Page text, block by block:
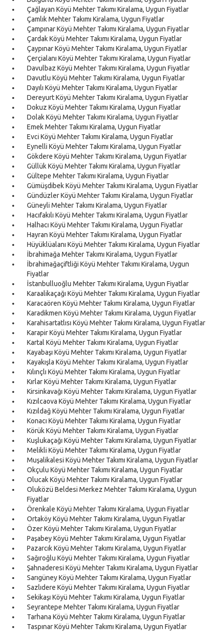
Çağlayan Köyü Mehter Takımı Kiralama, Uygun Fiyatlar
Çamlık Mehter Takımı Kiralama, Uygun Fiyatlar
Çampınar Köyü Mehter Takımı Kiralama, Uygun Fiyatlar
Çardak Köyü Mehter Takımı Kiralama, Uygun Fiyatlar
Çaypınar Köyü Mehter Takımı Kiralama, Uygun Fiyatlar
Çerçialanı Köyü Mehter Takımı Kiralama, Uygun Fiyatlar
Davulbaz Köyü Mehter Takımı Kiralama, Uygun Fiyatlar
Davutlu Köyü Mehter Takımı Kiralama, Uygun Fiyatlar
Dayılı Köyü Mehter Takımı Kiralama, Uygun Fiyatlar
Dereyurt Köyü Mehter Takımı Kiralama, Uygun Fiyatlar
Dokuz Köyü Mehter Takımı Kiralama, Uygun Fiyatlar
Dolak Köyü Mehter Takımı Kiralama, Uygun Fiyatlar
Emek Mehter Takımı Kiralama, Uygun Fiyatlar
Evci Köyü Mehter Takımı Kiralama, Uygun Fiyatlar
Eynelli Köyü Mehter Takımı Kiralama, Uygun Fiyatlar
Gökdere Köyü Mehter Takımı Kiralama, Uygun Fiyatlar
Güllük Köyü Mehter Takımı Kiralama, Uygun Fiyatlar
Gültepe Mehter Takımı Kiralama, Uygun Fiyatlar
Gümüşdibek Köyü Mehter Takımı Kiralama, Uygun Fiyatlar
Gündüzler Köyü Mehter Takımı Kiralama, Uygun Fiyatlar
Güneyli Mehter Takımı Kiralama, Uygun Fiyatlar
Hacıfakılı Köyü Mehter Takımı Kiralama, Uygun Fiyatlar
Halhacı Köyü Mehter Takımı Kiralama, Uygun Fiyatlar
Hayran Köyü Mehter Takımı Kiralama, Uygun Fiyatlar
Hüyüklüalanı Köyü Mehter Takımı Kiralama, Uygun Fiyatlar
İbrahimağa Mehter Takımı Kiralama, Uygun Fiyatlar
İbrahimağaçiftliği Köyü Mehter Takımı Kiralama, Uygun
Fiyatlar
İstanbulluoğlu Mehter Takımı Kiralama, Uygun Fiyatlar
Karaalikaçağı Köyü Mehter Takımı Kiralama, Uygun Fiyatlar
Karacaören Köyü Mehter Takımı Kiralama, Uygun Fiyatlar
Karadikmen Köyü Mehter Takımı Kiralama, Uygun Fiyatlar
Karahisartatlısı Köyü Mehter Takımı Kiralama, Uygun Fiyatlar
Karapir Köyü Mehter Takımı Kiralama, Uygun Fiyatlar
Kartal Köyü Mehter Takımı Kiralama, Uygun Fiyatlar
Kayabaşı Köyü Mehter Takımı Kiralama, Uygun Fiyatlar
Kayakışla Köyü Mehter Takımı Kiralama, Uygun Fiyatlar
Kılınçlı Köyü Mehter Takımı Kiralama, Uygun Fiyatlar
Kırlar Köyü Mehter Takımı Kiralama, Uygun Fiyatlar
Kirsinkavağı Köyü Mehter Takımı Kiralama, Uygun Fiyatlar
Kızılcaova Köyü Mehter Takımı Kiralama, Uygun Fiyatlar
Kızıldağ Köyü Mehter Takımı Kiralama, Uygun Fiyatlar
Konacı Köyü Mehter Takımı Kiralama, Uygun Fiyatlar
Körük Köyü Mehter Takımı Kiralama, Uygun Fiyatlar
Kuşlukaçağı Köyü Mehter Takımı Kiralama, Uygun Fiyatlar
Melikli Köyü Mehter Takımı Kiralama, Uygun Fiyatlar
Muşalikalesi Köyü Mehter Takımı Kiralama, Uygun Fiyatlar
Okçulu Köyü Mehter Takımı Kiralama, Uygun Fiyatlar
Olucak Köyü Mehter Takımı Kiralama, Uygun Fiyatlar
Oluközü Beldesi Merkez Mehter Takımı Kiralama, Uygun
Fiyatlar
Örenkale Köyü Mehter Takımı Kiralama, Uygun Fiyatlar
Ortaköy Köyü Mehter Takımı Kiralama, Uygun Fiyatlar
Özer Köyü Mehter Takımı Kiralama, Uygun Fiyatlar
Paşabey Köyü Mehter Takımı Kiralama, Uygun Fiyatlar
Pazarcık Köyü Mehter Takımı Kiralama, Uygun Fiyatlar
Sağıroğlu Köyü Mehter Takımı Kiralama, Uygun Fiyatlar
Şahnaderesi Köyü Mehter Takımı Kiralama, Uygun Fiyatlar
Sarıgüney Köyü Mehter Takımı Kiralama, Uygun Fiyatlar
Sazlıdere Köyü Mehter Takımı Kiralama, Uygun Fiyatlar
Sekikaşı Köyü Mehter Takımı Kiralama, Uygun Fiyatlar
Seyrantepe Mehter Takımı Kiralama, Uygun Fiyatlar
Tarhana Köyü Mehter Takımı Kiralama, Uygun Fiyatlar
Taspınar Köyü Mehter Takımı Kiralama, Uygun Fiyatlar